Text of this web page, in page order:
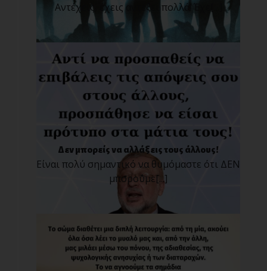
Αντέχεις, έχεις αντέξει πολλά! Έχε[...]
Δεν μπορείς να αλλάξεις τους άλλους!
Είναι πολύ σημαντικό να θυμόμαστε ότι ΔΕΝ
μπορούμε[...]